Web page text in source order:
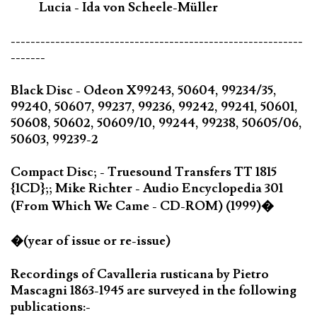
Lucia - Ida von Scheele-Müller
-----------------------------------------------------------
-------
Black Disc - Odeon X99243, 50604, 99234/35,
99240, 50607, 99237, 99236, 99242, 99241, 50601,
50608, 50602, 50609/10, 99244, 99238, 50605/06,
50603, 99239-2
Compact Disc; - Truesound Transfers TT 1815
{1CD};; Mike Richter - Audio Encyclopedia 301
(From Which We Came - CD-ROM) (1999)�
�(year of issue or re-issue)
Recordings of Cavalleria rusticana by Pietro
Mascagni 1863-1945 are surveyed in the following
publications:-